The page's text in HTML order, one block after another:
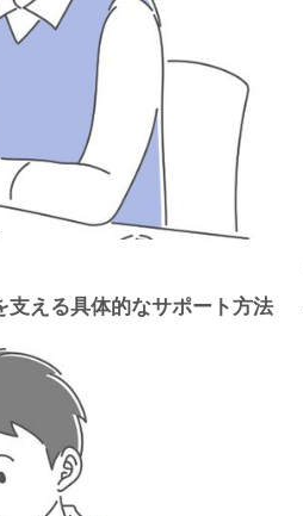
支える具体的なサポート方法